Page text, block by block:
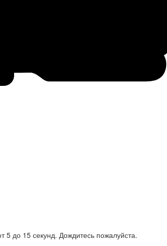
5 до 15 секунд. Дождитесь пожалуйста.